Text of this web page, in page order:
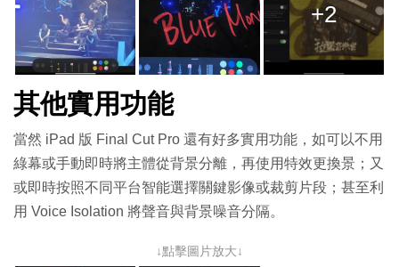
+2
其他實用功能
當然 iPad 版 Final Cut Pro 還有好多實用功能，如可以不用
綠幕或手動即時將主體從背景分離，再使用特效更換景；又
或即時按照不同平台智能選擇關鍵影像或裁剪片段；甚至利
用 Voice Isolation 將聲音與背景噪音分隔。
↓點擊圖片放大↓